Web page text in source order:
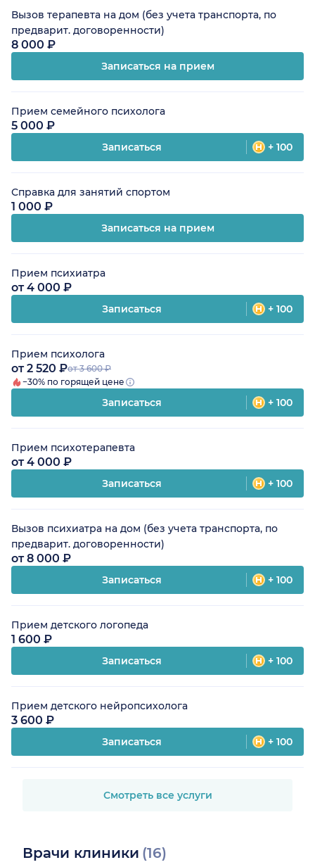
Вызов терапевта на дом (без учета транспорта, по
предварит. договоренности)
8 000 ₽
Записаться на прием
Прием семейного психолога
5 000 ₽
Записаться + 100
Справка для занятий спортом
1 000 ₽
Записаться на прием
Прием психиатра
от 4 000 ₽
Записаться + 100
Прием психолога
от 2 520 ₽от 3 600 ₽
−30% по горящей цене
Записаться + 100
Прием психотерапевта
от 4 000 ₽
Записаться + 100
Вызов психиатра на дом (без учета транспорта, по
предварит. договоренности)
от 8 000 ₽
Записаться + 100
Прием детского логопеда
1 600 ₽
Записаться + 100
Прием детского нейропсихолога
3 600 ₽
Записаться + 100
Смотреть все услуги
Врачи клиники (16)